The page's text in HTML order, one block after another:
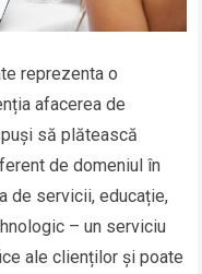
reprezenta o
afacerea de
să plătească
de domeniul în
de servicii, educație,
– un serviciu
ale clienților și poate